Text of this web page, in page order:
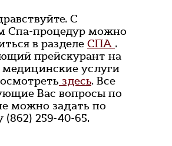
С
Спа-процедур можно
в разделе СПА .
прейскурант на
услуги
здесь. Все
Вас вопросы по
можно задать по
(862) 259-40-65.